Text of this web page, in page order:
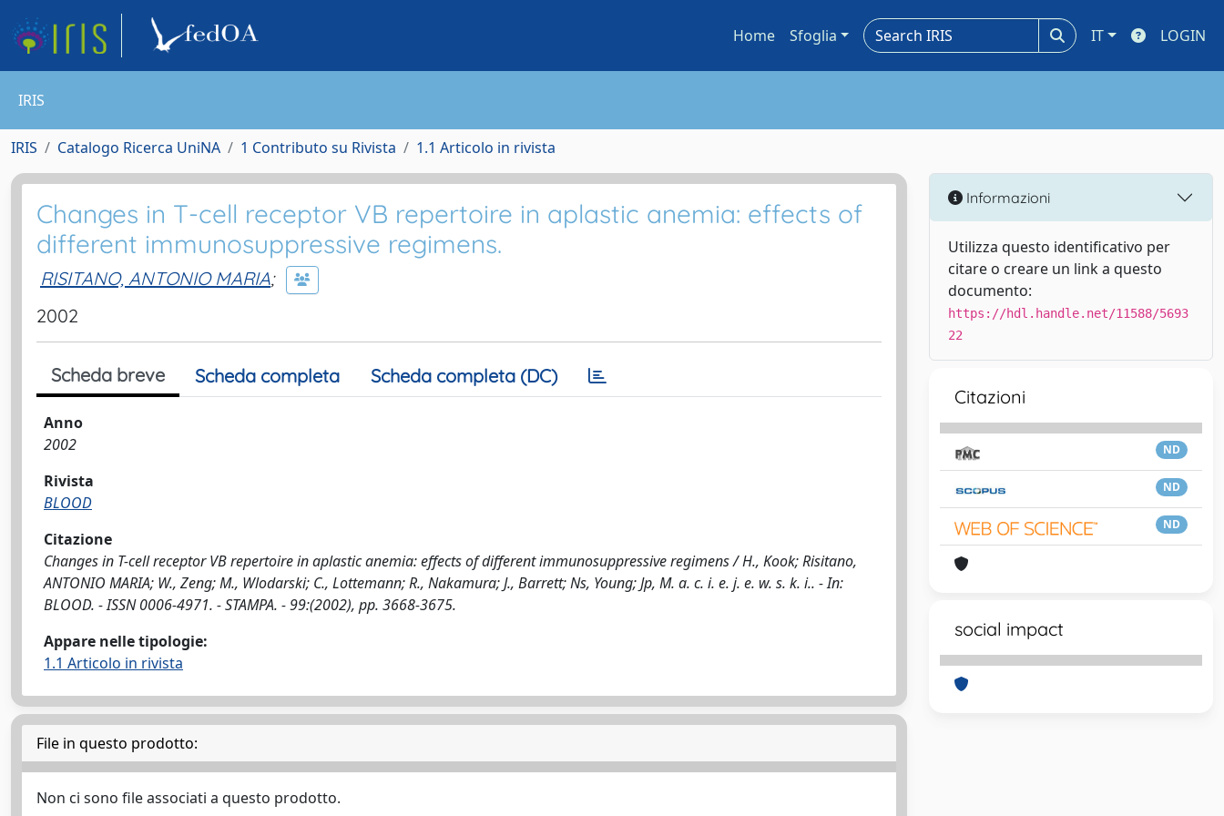
Home Sfoglia IT LOGIN
IRIS
IRIS Catalogo Ricerca UniNA 1 Contributo su Rivista 1.1 Articolo in rivista
Changes in T-cell receptor VB repertoire in aplastic anemia: effects of
different immunosuppressive regimens.
RISITANO, ANTONIO MARIA;
2002
Scheda breve Scheda completa Scheda completa (DC)
Anno
2002
Rivista
BLOOD
Citazione
Changes in T-cell receptor VB repertoire in aplastic anemia: effects of different immunosuppressive regimens / H., Kook; Risitano,
ANTONIO MARIA; W., Zeng; M., Wlodarski; C., Lottemann; R., Nakamura; J., Barrett; Ns, Young; Jp, M. a. c. i. e. j. e. w. s. k. i.. - In:
BLOOD. - ISSN 0006-4971. - STAMPA. - 99:(2002), pp. 3668-3675.
Appare nelle tipologie:
1.1 Articolo in rivista
File in questo prodotto:
Non ci sono file associati a questo prodotto.
Informazioni
Utilizza questo identificativo per
citare o creare un link a questo
documento:
https://hdl.handle.net/11588/5693
22
Citazioni
ND
ND
ND
social impact